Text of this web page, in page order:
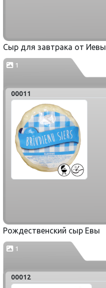
Сыр для завтрака от Иевы
1
00011
Рождественский сыр Евы
1
00012